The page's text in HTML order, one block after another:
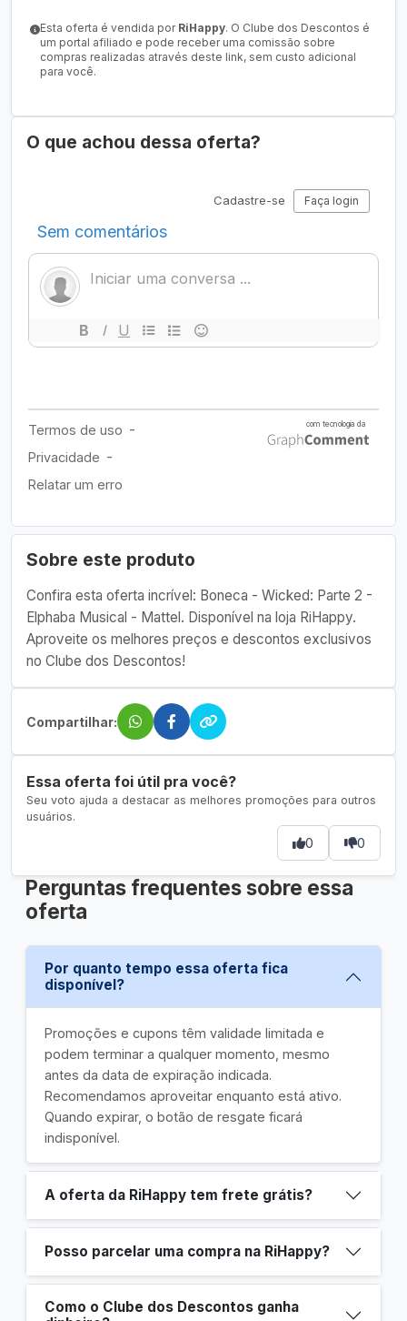
Esta oferta é vendida por RiHappy. O Clube dos Descontos é
um portal afiliado e pode receber uma comissão sobre
compras realizadas através deste link, sem custo adicional
para você.
Sobre este produto
Confira esta oferta incrível: Boneca - Wicked: Parte 2 -
Elphaba Musical - Mattel. Disponível na loja RiHappy.
Aproveite os melhores preços e descontos exclusivos
no Clube dos Descontos!
Compartilhar:
Essa oferta foi útil pra você?
Seu voto ajuda a destacar as melhores promoções para outros
usuários.
0 0
Perguntas frequentes sobre essa
oferta
Por quanto tempo essa oferta fica
disponível?
Promoções e cupons têm validade limitada e
podem terminar a qualquer momento, mesmo
antes da data de expiração indicada.
Recomendamos aproveitar enquanto está ativo.
Quando expirar, o botão de resgate ficará
indisponível.
A oferta da RiHappy tem frete grátis?
Posso parcelar uma compra na RiHappy?
Como o Clube dos Descontos ganha
O que achou dessa oferta?